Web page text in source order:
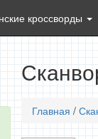
кроссворды
Главная /